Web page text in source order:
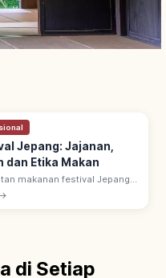
Jepang: Jajanan,
dan Etika Makan
makanan festival Jepang
musim semi (Maret–Mei)
→
di Setiap